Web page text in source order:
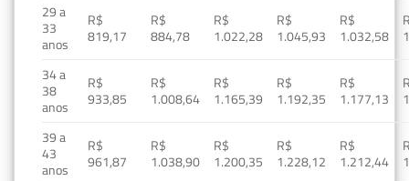
29 a
33
anos
R$
819,17
R$
884,78
R$
1.022,28
R$
1.045,93
R$
1.032,58
34 a
38
anos
R$
933,85
R$
1.008,64
R$
1.165,39
R$
1.192,35
R$
1.177,13
39 a
43
anos
R$
961,87
R$
1.038,90
R$
1.200,35
R$
1.228,12
R$
1.212,44